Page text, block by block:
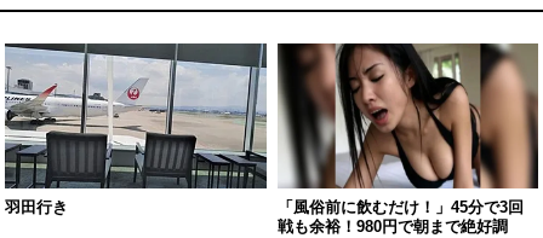
羽田行き
「風俗前に飲むだけ！」45分で3回
戦も余裕！980円で朝まで絶好調